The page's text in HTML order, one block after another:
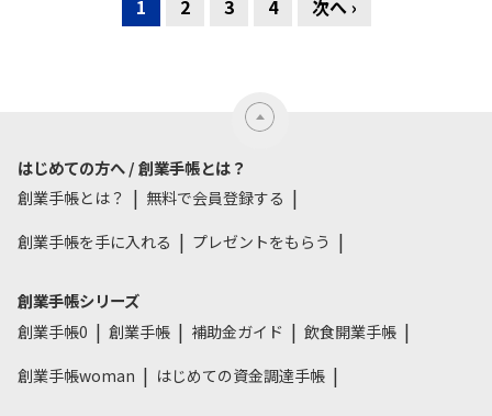
1 2 3 4 次へ ›
はじめての方へ / 創業手帳とは？
創業手帳とは？
無料で会員登録する
創業手帳を手に入れる
プレゼントをもらう
創業手帳シリーズ
創業手帳0 創業手帳 補助金ガイド
飲食開業手帳
創業手帳woman
はじめての資金調達手帳